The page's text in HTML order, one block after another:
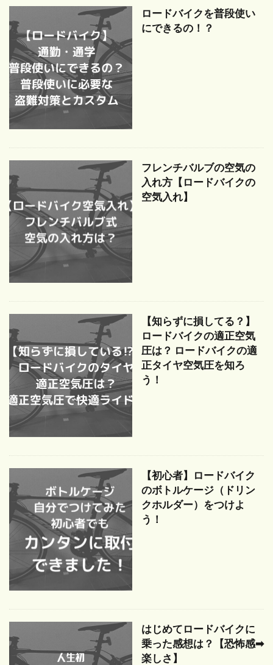
ロードバイクを普段使い
にできるの！？
フレンチバルブの空気の
入れ方【ロードバイクの
空気入れ】
【知らずに損してる？】
ロードバイクの適正空気
圧は？ ロードバイクの適
正タイヤ空気圧を知ろ
う！
【初心者】ロードバイク
のボトルケージ（ドリン
クホルダー）をつけよ
う！
はじめてロードバイクに
乗った感想は？【恐怖感➡
楽しさ】